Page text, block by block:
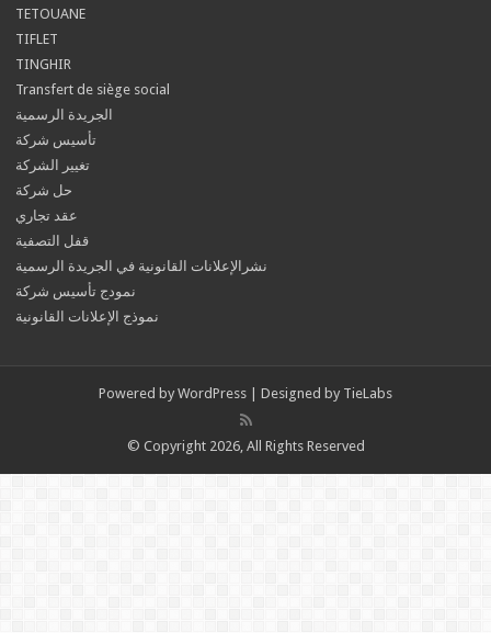
TETOUANE
TIFLET
TINGHIR
Transfert de siège social
الجريدة الرسمية
تأسيس شركة
تغيير الشركة
حل شركة
عقد تجاري
قفل التصفية
نشرالإعلانات القانونية في الجريدة الرسمية
نمودج تأسيس شركة
نموذج الإعلانات القانونية
Powered by WordPress | Designed by TieLabs
© Copyright 2026, All Rights Reserved